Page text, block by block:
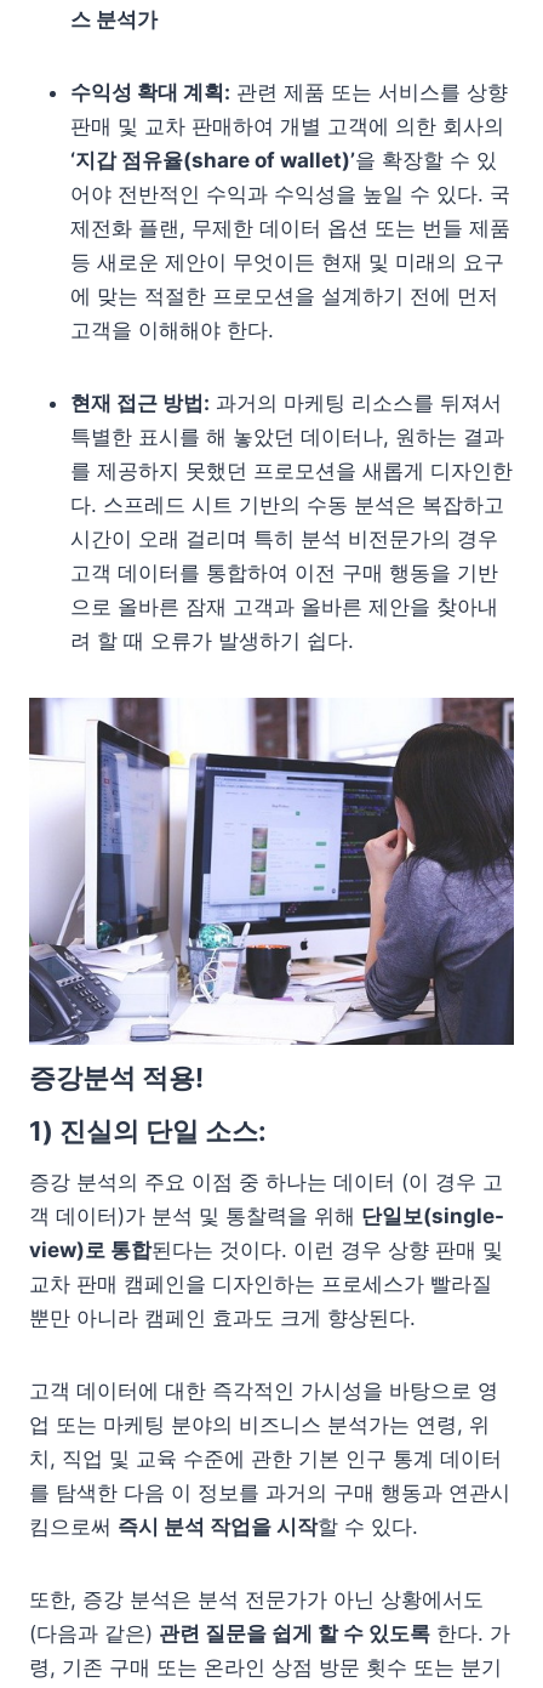
스 분석가
수익성 확대 계획: 관련 제품 또는 서비스를 상향
판매 및 교차 판매하여 개별 고객에 의한 회사의
‘지갑 점유율(share of wallet)’을 확장할 수 있
어야 전반적인 수익과 수익성을 높일 수 있다. 국
제전화 플랜, 무제한 데이터 옵션 또는 번들 제품
등 새로운 제안이 무엇이든 현재 및 미래의 요구
에 맞는 적절한 프로모션을 설계하기 전에 먼저
고객을 이해해야 한다.
현재 접근 방법: 과거의 마케팅 리소스를 뒤져서
특별한 표시를 해 놓았던 데이터나, 원하는 결과
를 제공하지 못했던 프로모션을 새롭게 디자인한
다. 스프레드 시트 기반의 수동 분석은 복잡하고
시간이 오래 걸리며 특히 분석 비전문가의 경우
고객 데이터를 통합하여 이전 구매 행동을 기반
으로 올바른 잠재 고객과 올바른 제안을 찾아내
려 할 때 오류가 발생하기 쉽다.
증강분석 적용!
1) 진실의 단일 소스:
증강 분석의 주요 이점 중 하나는 데이터 (이 경우 고
객 데이터)가 분석 및 통찰력을 위해 단일보(single-
view)로 통합된다는 것이다. 이런 경우 상향 판매 및
교차 판매 캠페인을 디자인하는 프로세스가 빨라질
뿐만 아니라 캠페인 효과도 크게 향상된다.
고객 데이터에 대한 즉각적인 가시성을 바탕으로 영
업 또는 마케팅 분야의 비즈니스 분석가는 연령, 위
치, 직업 및 교육 수준에 관한 기본 인구 통계 데이터
를 탐색한 다음 이 정보를 과거의 구매 행동과 연관시
킴으로써 즉시 분석 작업을 시작할 수 있다.
또한, 증강 분석은 분석 전문가가 아닌 상황에서도
(다음과 같은) 관련 질문을 쉽게 할 수 있도록 한다. 가
령, 기존 구매 또는 온라인 상점 방문 횟수 또는 분기